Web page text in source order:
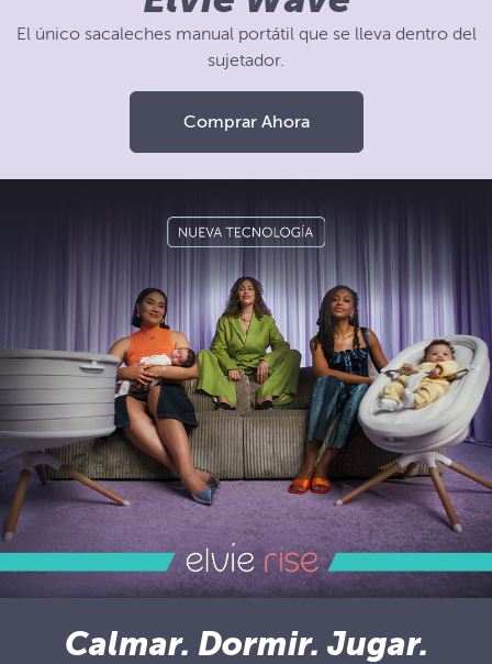
El único sacaleches manual portátil que se lleva dentro del
sujetador.
Comprar Ahora
Calmar. Dormir. Jugar.